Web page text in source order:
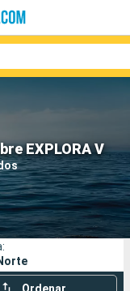
EXPLORA V
Compañías